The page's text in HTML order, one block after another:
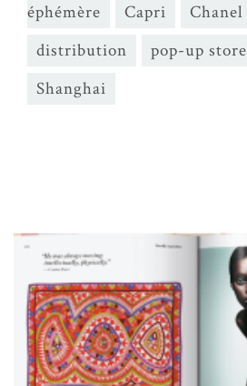
éphémère
Capri Chanel
distribution
pop-up store
Shanghai